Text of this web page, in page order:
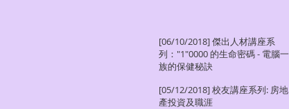
[06/10/2018] 傑出人材講座系
列："1"0000 的生命密碼 - 電腦一
族的保健秘訣
[05/12/2018] 校友講座系列: 房地
產投資及職涯